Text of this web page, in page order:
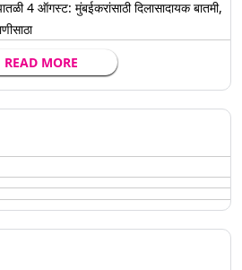
4 ऑगस्ट: मुंबईकरांसाठी दिलासादायक बातमी,
READ MORE